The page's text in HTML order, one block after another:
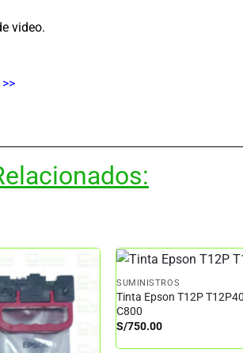
video.
SUMINISTROS
Tinta Epson T12P
C800
S/750.00